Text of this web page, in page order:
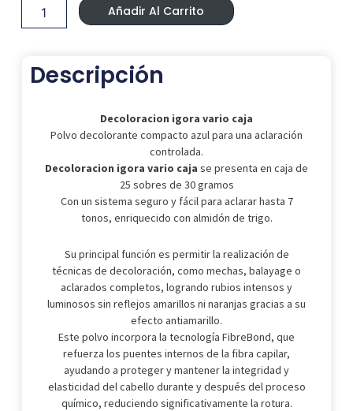
39,90 €.24,99 €.
cantidad
Añadir Al Carrito
Descripción
Decoloracion igora vario caja
Polvo decolorante compacto azul para una aclaración
controlada.
Decoloracion igora vario caja se presenta en caja de
25 sobres de 30 gramos
Con un sistema seguro y fácil para aclarar hasta 7
tonos, enriquecido con almidón de trigo.
Su principal función es permitir la realización de
técnicas de decoloración, como mechas, balayage o
aclarados completos, logrando rubios intensos y
luminosos sin reflejos amarillos ni naranjas gracias a su
efecto antiamarillo.
Este polvo incorpora la tecnología FibreBond, que
refuerza los puentes internos de la fibra capilar,
ayudando a proteger y mantener la integridad y
elasticidad del cabello durante y después del proceso
químico, reduciendo significativamente la rotura.